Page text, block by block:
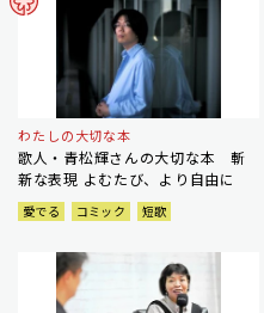
わたしの大切な本
歌人・青松輝さんの大切な本 斬
新な表現 よむたび、より自由に
愛でる コミック 短歌